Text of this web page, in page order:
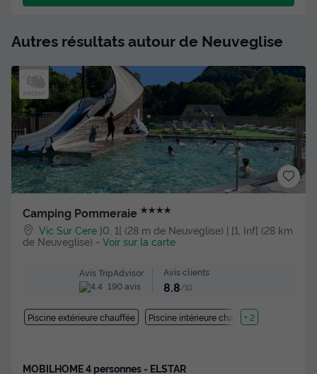
Autres résultats autour de Neuveglise
Camping Pommeraie ★★★★
Vic Sur Cere ]0, 1[ (28 m de Neuveglise) | [1, Inf[ (28 km
de Neuveglise) - Voir sur la carte
Avis TripAdvisor
190 avis
Avis clients
8.8/10
Piscine extérieure chauffée Piscine intérieure chauffée
+ 2
MOBILHOME 4 personnes - ELSTAR